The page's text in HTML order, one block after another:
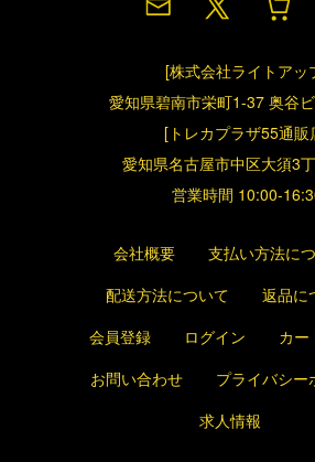
[株式会社ライトアッ
愛知県碧南市栄町1-37 奥谷
[トレカプラザ55通販
愛知県名古屋市中区大須3
営業時間 10:00-
会社概要
支払い方法に
配送方法について
返品に
会員登録
ログイン
カー
お問い合わせ
プライバシー
求人情報